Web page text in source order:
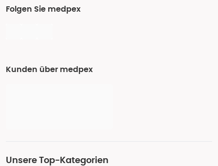
Folgen Sie medpex
Kunden über medpex
Unsere Top-Kategorien